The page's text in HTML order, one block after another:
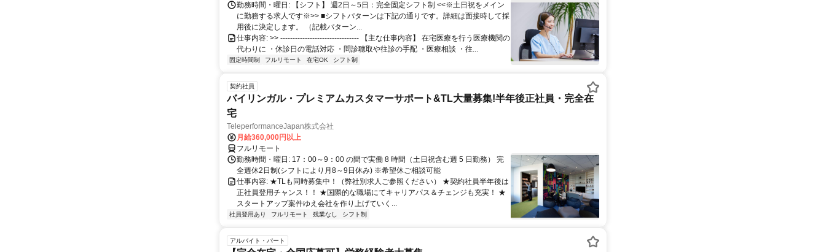
勤務時間・曜日: 【シフト】 週2日～5日：完全固定シフト制 <<※土日祝をメイン
に勤務する求人です※>> ■シフトパターンは下記の通りです。詳細は面接時して採
用後に決定します。 （記載パターン...
仕事内容: >> -------------------------------- 【主な仕事内容】 在宅医療を行う医療機関の
代わりに ・休診日の電話対応 ・問診聴取や往診の手配 ・医療相談 ・往...
固定時間制 フルリモート 在宅OK シフト制
契約社員
バイリンガル・プレミアムカスタマーサポート&TL大量募集!半年後正社員・完全在
宅
TeleperformanceJapan株式会社
月給360,000円以上
フルリモート
勤務時間・曜日: 17：00～9：00 の間で実働 8 時間（土日祝含む週 5 日勤務） 完
全週休2日制(シフトにより月8～9日休み) ※希望休ご相談可能
仕事内容: ★TLも同時募集中！（弊社別求人ご参照ください） ★契約社員半年後は
正社員登用チャンス！！ ★国際的な職場にてキャリアパス＆チェンジも充実！ ★
スタートアップ案件ゆえ会社を作り上げていく...
社員登用あり フルリモート 残業なし シフト制
アルバイト・パート